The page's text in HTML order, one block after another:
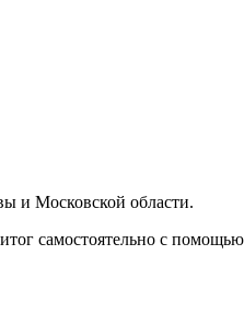
и Московской области.
самостоятельно с